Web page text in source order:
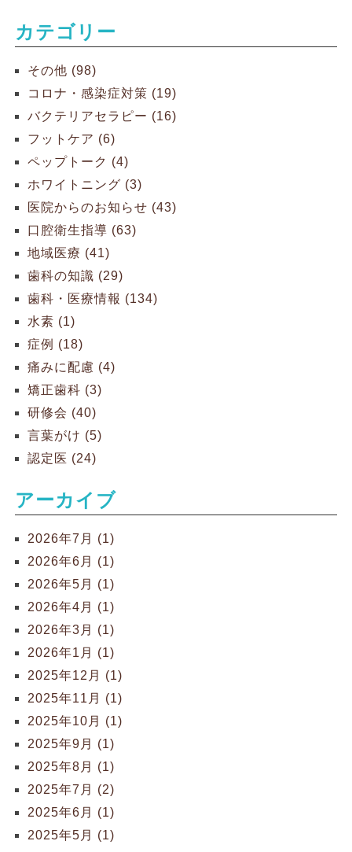
カテゴリー
その他 (98)
コロナ・感染症対策 (19)
バクテリアセラピー (16)
フットケア (6)
ペップトーク (4)
ホワイトニング (3)
医院からのお知らせ (43)
口腔衛生指導 (63)
地域医療 (41)
歯科の知識 (29)
歯科・医療情報 (134)
水素 (1)
症例 (18)
痛みに配慮 (4)
矯正歯科 (3)
研修会 (40)
言葉がけ (5)
認定医 (24)
アーカイブ
2026年7月 (1)
2026年6月 (1)
2026年5月 (1)
2026年4月 (1)
2026年3月 (1)
2026年1月 (1)
2025年12月 (1)
2025年11月 (1)
2025年10月 (1)
2025年9月 (1)
2025年8月 (1)
2025年7月 (2)
2025年6月 (1)
2025年5月 (1)